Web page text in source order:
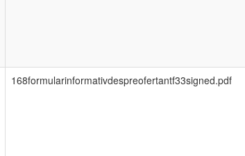
168formularinformativdespreofertantf33signed.pdf